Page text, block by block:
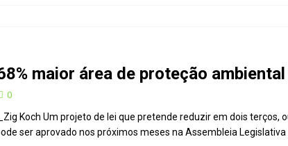
no Parque Nacional de São Joaquim
CIDADANIA
OPINIÃO
maior área de proteção
0
Koch Um projeto de lei que pretende reduzir em dois terços,
ser aprovado nos próximos meses na Assembleia Legislativa